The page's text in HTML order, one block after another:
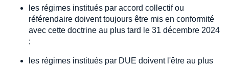
les régimes institués par accord collectif ou
référendaire doivent toujours être mis en conformité
avec cette doctrine au plus tard le 31 décembre 2024
;
les régimes institués par DUE doivent l'être au plus